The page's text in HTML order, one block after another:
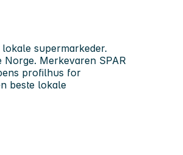
supermarkeder.
Merkevaren SPAR
profilhus for
beste lokale